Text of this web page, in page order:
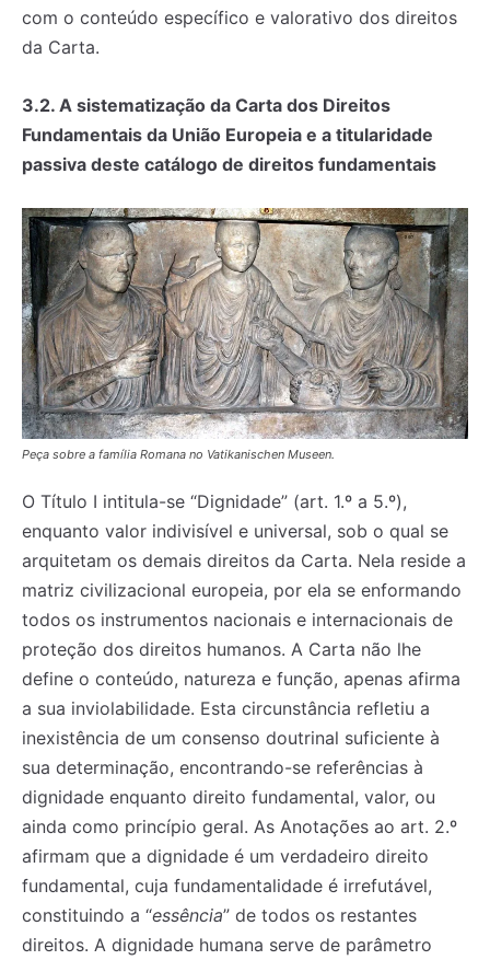
com o conteúdo específico e valorativo dos direitos
da Carta.
3.2. A sistematização da Carta dos Direitos
Fundamentais da União Europeia e a titularidade
passiva deste catálogo de direitos fundamentais
Peça sobre a família Romana no Vatikanischen Museen.
O Título I intitula-se “Dignidade” (art. 1.º a 5.º),
enquanto valor indivisível e universal, sob o qual se
arquitetam os demais direitos da Carta. Nela reside a
matriz civilizacional europeia, por ela se enformando
todos os instrumentos nacionais e internacionais de
proteção dos direitos humanos. A Carta não lhe
define o conteúdo, natureza e função, apenas afirma
a sua inviolabilidade. Esta circunstância refletiu a
inexistência de um consenso doutrinal suficiente à
sua determinação, encontrando-se referências à
dignidade enquanto direito fundamental, valor, ou
ainda como princípio geral. As Anotações ao art. 2.º
afirmam que a dignidade é um verdadeiro direito
fundamental, cuja fundamentalidade é irrefutável,
constituindo a “essência” de todos os restantes
direitos. A dignidade humana serve de parâmetro